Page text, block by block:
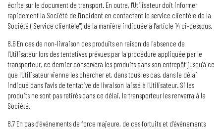
écrite sur le document de transport. En outre, l'Utilisateur doit informer
rapidement la Société de l'incident en contactant le service clientèle de la
Société ("Service clientèle") de la manière indiquée à l'article 14 ci-dessous.
8.6 En cas de non-livraison des produits en raison de l'absence de
l'Utilisateur lors des tentatives prévues par la procédure appliquée par le
transporteur, ce dernier conservera les produits dans son entrepôt jusqu'à ce
que l'Utilisateur vienne les chercher et, dans tous les cas, dans le délai
indiqué dans l'avis de tentative de livraison laissé à l'Utilisateur. Si les
produits ne sont pas retirés dans ce délai, le transporteur les renverra à la
Société.
8.7 En cas d'événements de force majeure, de cas fortuits et d'événements